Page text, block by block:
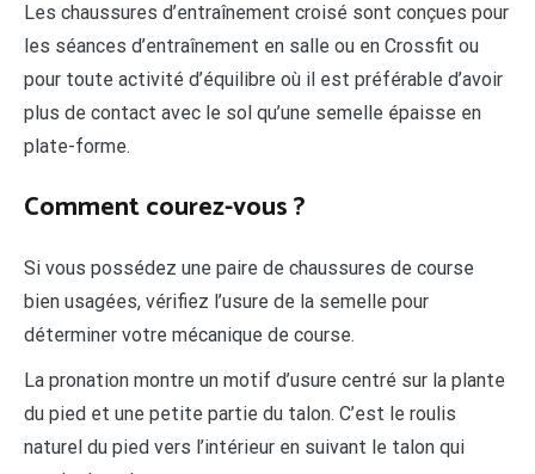
Les chaussures d’entraînement croisé sont conçues pour
les séances d’entraînement en salle ou en Crossfit ou
pour toute activité d’équilibre où il est préférable d’avoir
plus de contact avec le sol qu’une semelle épaisse en
plate-forme.
Comment courez-vous ?
Si vous possédez une paire de chaussures de course
bien usagées, vérifiez l’usure de la semelle pour
déterminer votre mécanique de course.
La pronation montre un motif d’usure centré sur la plante
du pied et une petite partie du talon. C’est le roulis
naturel du pied vers l’intérieur en suivant le talon qui